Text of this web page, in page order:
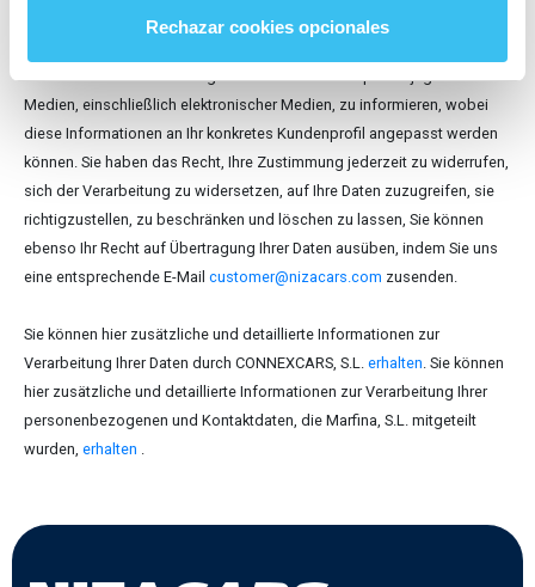
Rechazar cookies opcionales
werden Ihre Daten an Marfina, S.L. weitergegeben, um die
Produkte und Dienstleistungen der Moventia Group über jegliche
Medien, einschließlich elektronischer Medien, zu informieren, wobei
diese Informationen an Ihr konkretes Kundenprofil angepasst werden
können. Sie haben das Recht, Ihre Zustimmung jederzeit zu widerrufen,
sich der Verarbeitung zu widersetzen, auf Ihre Daten zuzugreifen, sie
richtigzustellen, zu beschränken und löschen zu lassen, Sie können
ebenso Ihr Recht auf Übertragung Ihrer Daten ausüben, indem Sie uns
eine entsprechende E-Mail customer@nizacars.com zusenden.
Sie können hier zusätzliche und detaillierte Informationen zur
Verarbeitung Ihrer Daten durch CONNEXCARS, S.L. erhalten. Sie können
hier zusätzliche und detaillierte Informationen zur Verarbeitung Ihrer
personenbezogenen und Kontaktdaten, die Marfina, S.L. mitgeteilt
wurden, erhalten .